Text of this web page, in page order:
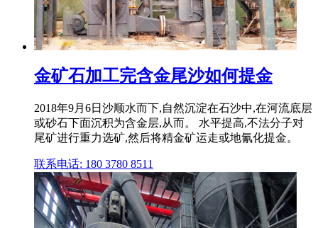
金矿石加工完含金尾沙如何提金
2018年9月6日沙顺水而下,自然沉淀在石沙中,在河流底层
或砂石下面沉积为含金层,从而。 水平提高,不法分子对
尾矿进行重力选矿,然后将精金矿运走或地氰化提金。
联系电话: 180 3780 8511